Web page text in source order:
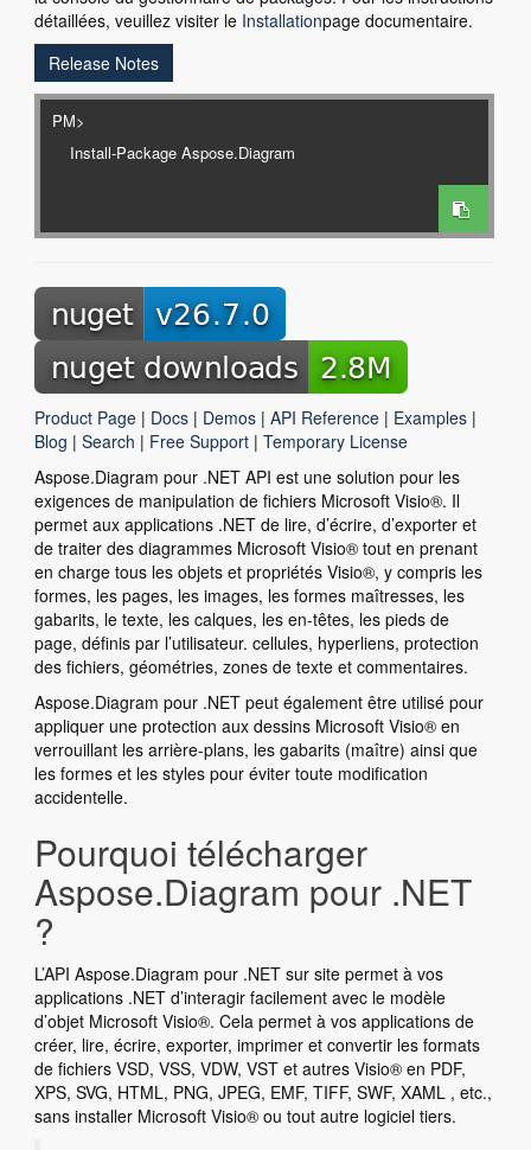
détaillées, veuillez visiter le Installationpage documentaire.
Release Notes
PM>
Product Page | Docs | Demos | API Reference | Examples |
Blog | Search | Free Support | Temporary License
Aspose.Diagram pour .NET API est une solution pour les
exigences de manipulation de fichiers Microsoft Visio®. Il
permet aux applications .NET de lire, d’écrire, d’exporter et
de traiter des diagrammes Microsoft Visio® tout en prenant
en charge tous les objets et propriétés Visio®, y compris les
formes, les pages, les images, les formes maîtresses, les
gabarits, le texte, les calques, les en-têtes, les pieds de
page, définis par l’utilisateur. cellules, hyperliens, protection
des fichiers, géométries, zones de texte et commentaires.
Aspose.Diagram pour .NET peut également être utilisé pour
appliquer une protection aux dessins Microsoft Visio® en
verrouillant les arrière-plans, les gabarits (maître) ainsi que
les formes et les styles pour éviter toute modification
accidentelle.
Pourquoi télécharger
Aspose.Diagram pour .NET
?
L’API Aspose.Diagram pour .NET sur site permet à vos
applications .NET d’interagir facilement avec le modèle
d’objet Microsoft Visio®. Cela permet à vos applications de
créer, lire, écrire, exporter, imprimer et convertir les formats
de fichiers VSD, VSS, VDW, VST et autres Visio® en PDF,
XPS, SVG, HTML, PNG, JPEG, EMF, TIFF, SWF, XAML , etc.,
sans installer Microsoft Visio® ou tout autre logiciel tiers.